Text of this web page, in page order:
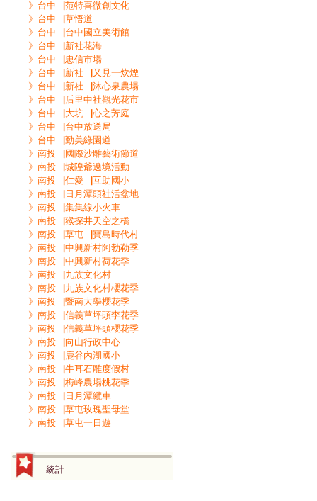
》台中▕范特喜微創文化
》台中▕草悟道
》台中▕台中國立美術館
》台中▕新社花海
》台中▕忠信市場
》台中▕新社▕又見一炊煙
》台中▕新社▕沐心泉農場
》台中▕后里中社觀光花市
》台中▕大坑▕心之芳庭
》台中▕台中放送局
》台中▕勤美綠園道
》南投▕國際沙雕藝術節道
》南投▕城隍爺遶境活動
》南投▕仁愛▕互助國小
》南投▕日月潭頭社活盆地
》南投▕集集線小火車
》南投▕猴探井天空之橋
》南投▕草屯▕寶島時代村
》南投▕中興新村阿勃勒季
》南投▕中興新村荷花季
》南投▕九族文化村
》南投▕九族文化村櫻花季
》南投▕暨南大學櫻花季
》南投▕信義草坪頭李花季
》南投▕信義草坪頭櫻花季
》南投▕向山行政中心
》南投▕鹿谷內湖國小
》南投▕牛耳石雕度假村
》南投▕梅峰農場桃花季
》南投▕日月潭纜車
》南投▕草屯玫瑰聖母堂
》南投▕草屯一日遊
統計